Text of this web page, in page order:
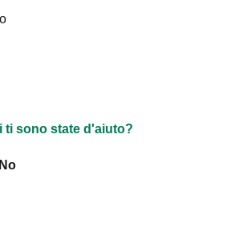
ti sono state d'aiuto?
No